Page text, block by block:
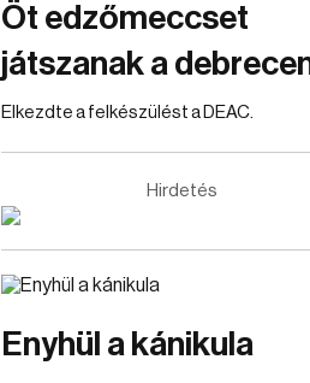
Öt edzőmeccset
játszanak a
Elkezdte a felkészülést a DEAC.
Hirdetés
Enyhül a kánikula